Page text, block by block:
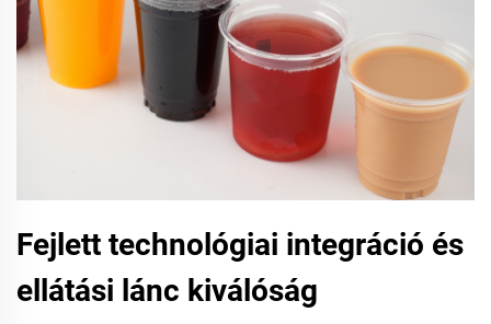
Fejlett technológiai integráció és
ellátási lánc kiválóság